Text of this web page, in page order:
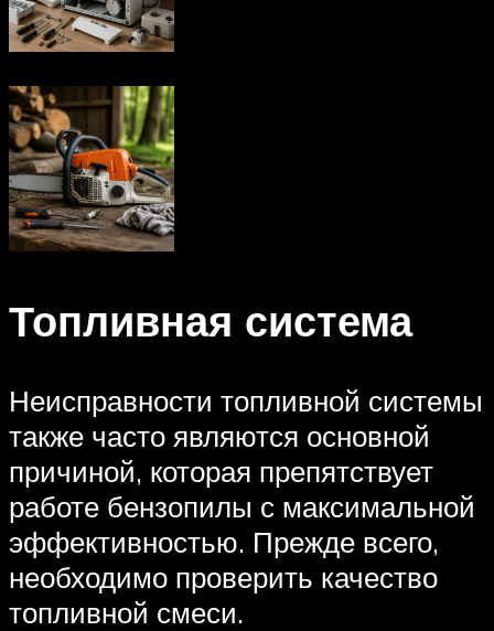
Топливная система
Неисправности топливной системы
также часто являются основной
причиной, которая препятствует
работе бензопилы с максимальной
эффективностью. Прежде всего,
необходимо проверить качество
топливной смеси.